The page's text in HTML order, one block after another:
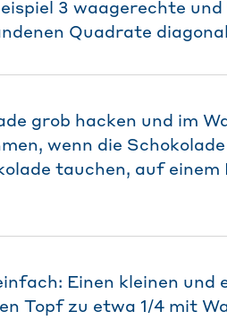
3 waagerechte
Quadrate
grob hacken und im
wenn die
tauchen, auf
Einen kleinen und
Topf zu etwa 1/4 mit